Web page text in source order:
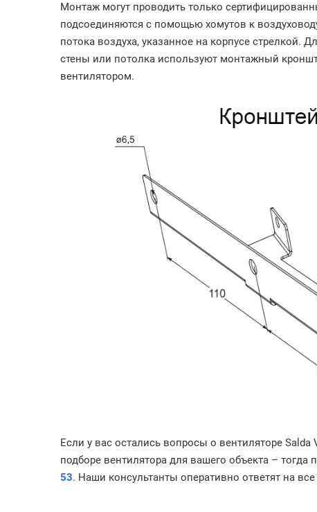
Монтаж могут проводить только
подсоединяются с помощью хомутов к
потока воздуха, указанное на корпусе стрелкой.
стены или потолка используют монтажный
вентилятором.
Если у вас остались вопросы о вентиляторе
подборе вентилятора для вашего объекта – тогда
53. Наши консультанты оперативно ответят на